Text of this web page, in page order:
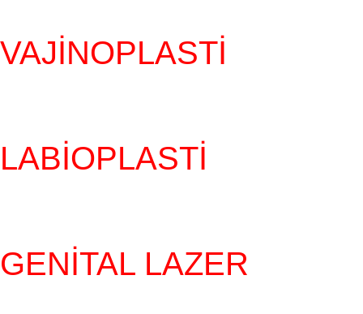
VAJINOPLASTI
LABIOPLASTI
GENITAL LAZER